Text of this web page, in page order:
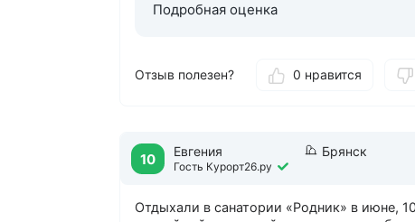
Подробная оценка
Отзыв полезен? 0 нравится
10 Евгения
Гость Курорт26.ру
Брянск
Отдыхали в санатории «Родник» в июне,